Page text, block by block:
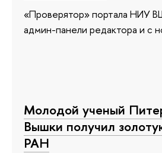
«Проверятор» портала НИУ
админ-панели редактора и с
Молодой ученый
Вышки получил
РАН